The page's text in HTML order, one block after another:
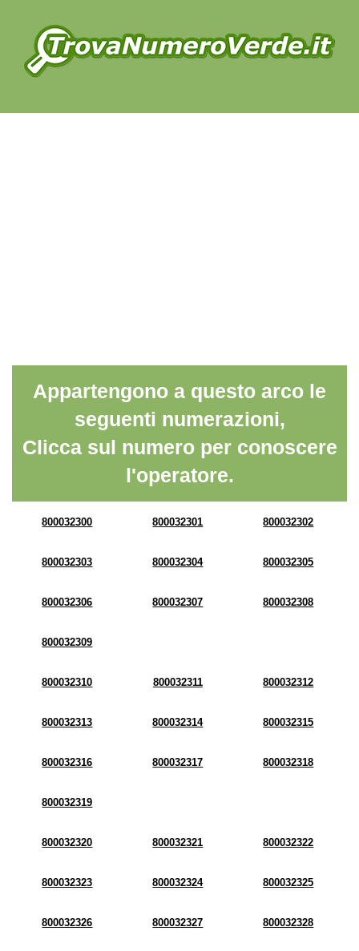
Appartengono a questo arco le
seguenti numerazioni,
Clicca sul numero per conoscere
l'operatore.
800032300 800032301 800032302
800032303 800032304 800032305
800032306 800032307 800032308
800032309
800032310 800032311 800032312
800032313 800032314 800032315
800032316 800032317 800032318
800032319
800032320 800032321 800032322
800032323 800032324 800032325
800032326 800032327 800032328